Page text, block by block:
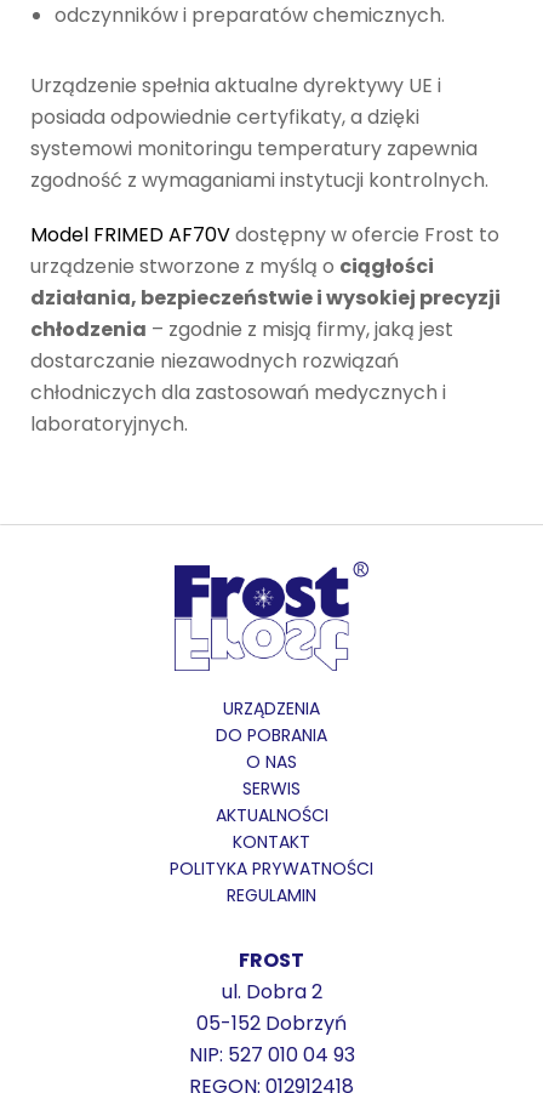
odczynników i preparatów chemicznych.
Urządzenie spełnia aktualne dyrektywy UE i
posiada odpowiednie certyfikaty, a dzięki
systemowi monitoringu temperatury zapewnia
zgodność z wymaganiami instytucji kontrolnych.
Model FRIMED AF70Vdostępny w ofercie Frost to
urządzenie stworzone z myślą o ciągłości
działania, bezpieczeństwie i wysokiej precyzji
chłodzenia – zgodnie z misją firmy, jaką jest
dostarczanie niezawodnych rozwiązań
chłodniczych dla zastosowań medycznych i
laboratoryjnych.
URZĄDZENIA
DO POBRANIA
O NAS
SERWIS
AKTUALNOŚCI
KONTAKT
POLITYKA PRYWATNOŚCI
REGULAMIN
FROST
ul. Dobra 2
05-152 Dobrzyń
NIP: 527 010 04 93
REGON: 012912418